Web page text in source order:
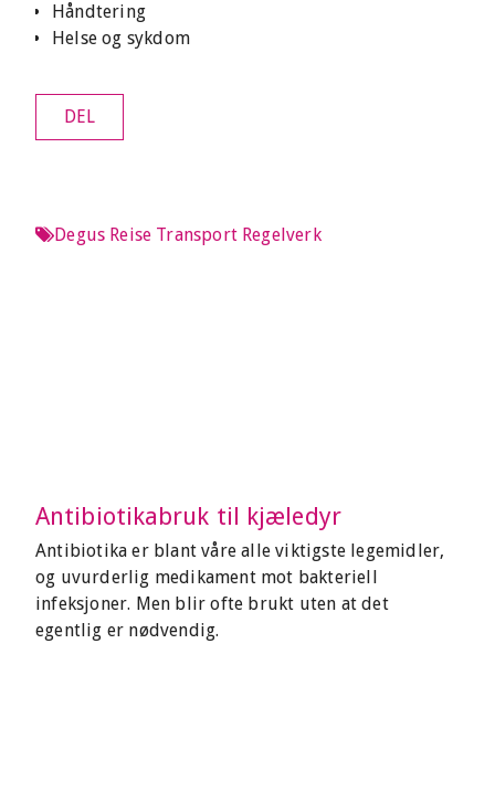
Håndtering
Helse og sykdom
DEL
Degus Reise Transport Regelverk
Antibiotikabruk til kjæledyr
Antibiotika er blant våre alle viktigste legemidler,
og uvurderlig medikament mot bakteriell
infeksjoner. Men blir ofte brukt uten at det
egentlig er nødvendig.